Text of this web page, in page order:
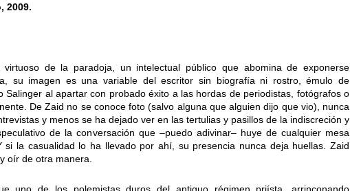
2009.
de la paradoja, un intelectual público que abomina de exponerse
su imagen es una variable del escritor sin biografía ni rostro, émulo de
Salinger al apartar con probado éxito a las hordas de periodistas, fotógrafos o
De Zaid no se conoce foto (salvo alguna que alguien dijo que vio), nunca
y menos se ha dejado ver en las tertulias y pasillos de la indiscreción y
de la conversación que –puedo adivinar– huye de cualquier mesa
si la casualidad lo ha llevado por ahí, su presencia nunca deja huellas. Zaid
oír de otra manera.
uno de los polemistas duros del antiguo régimen priísta, arrinconando